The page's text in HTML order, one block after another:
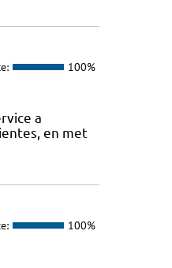
100%
a
en met
100%